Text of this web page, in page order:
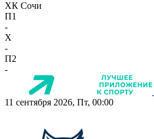
ХК Сочи
П1
-
X
-
П2
-
11 сентября 2026, Пт, 00:00